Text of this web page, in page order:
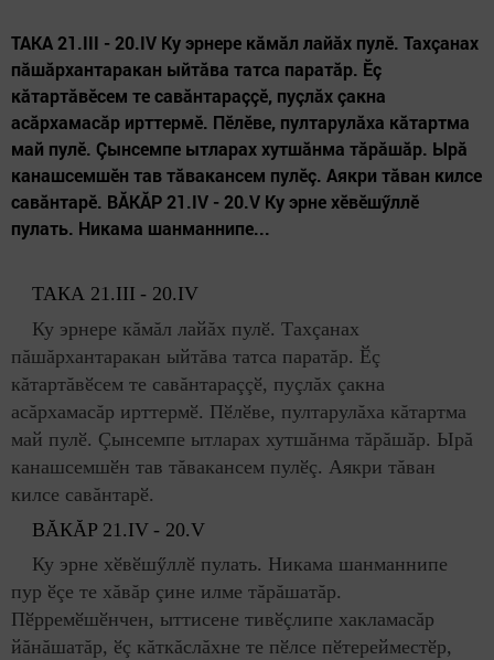
ТАКА 21.III - 20.IV Ку эрнере кăмăл лайăх пулӗ. Тахçанах
пăшăрхантаракан ыйтăва татса паратăр. Ӗç
кăтартăвӗсем те савăнтараççӗ, пуçлăх çакна
асăрхамасăр ирттермӗ. Пӗлӗве, пултарулăха кăтартма
май пулӗ. Çынсемпе ытларах хутшăнма тăрăшăр. Ырă
канашсемшӗн тав тăвакансем пулӗç. Аякри тăван килсе
савăнтарӗ. ВĂКĂР 21.IV - 20.V Ку эрне хӗвӗшӳллӗ
пулать. Никама шанманнипе...
ТАКА 21.III - 20.IV
Ку эрнере кăмăл лайăх пулӗ. Тахçанах
пăшăрхантаракан ыйтăва татса паратăр. Ӗç
кăтартăвӗсем те савăнтараççӗ, пуçлăх çакна
асăрхамасăр ирттермӗ. Пӗлӗве, пултарулăха кăтартма
май пулӗ. Çынсемпе ытларах хутшăнма тăрăшăр. Ырă
канашсемшӗн тав тăвакансем пулӗç. Аякри тăван
килсе савăнтарӗ.
ВĂКĂР 21.IV - 20.V
Ку эрне хӗвӗшӳллӗ пулать. Никама шанманнипе
пур ӗçе те хăвăр çине илме тăрăшатăр.
Пӗрремӗшӗнчен, ыттисене тивӗçлипе хакламасăр
йăнăшатăр, ӗç кăткăслăхне те пӗлсе пӗтерейместӗр,